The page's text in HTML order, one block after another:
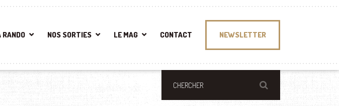
RANDO NOS SORTIES LE MAG CONTACT NEWSLETTER